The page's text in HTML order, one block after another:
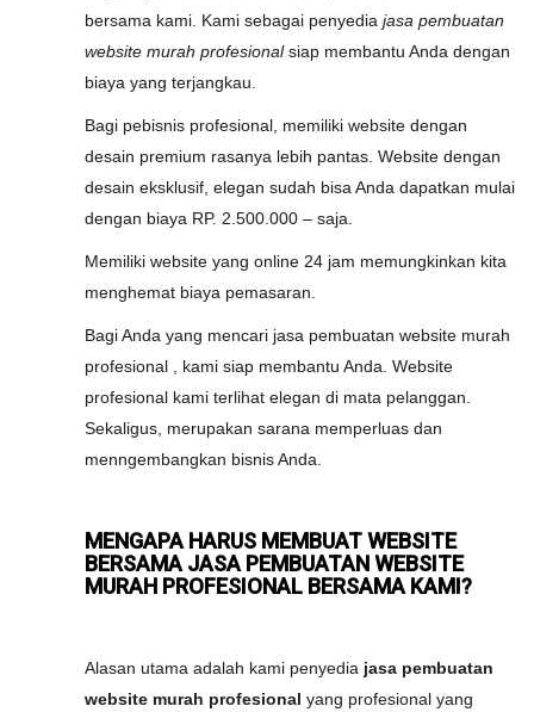
bersama kami. Kami sebagai penyedia jasa pembuatan
website murah profesionalsiap membantu Anda dengan
biaya yang terjangkau.
Bagi pebisnis profesional, memiliki website dengan
desain premium rasanya lebih pantas. Website dengan
desain eksklusif, elegan sudah bisa Anda dapatkan mulai
dengan biaya RP. 2.500.000 – saja.
Memiliki website yang online 24 jam memungkinkan kita
menghemat biaya pemasaran.
Bagi Anda yang mencari jasa pembuatan website murah
profesional , kami siap membantu Anda. Website
profesional kami terlihat elegan di mata pelanggan.
Sekaligus, merupakan sarana memperluas dan
menngembangkan bisnis Anda.
MENGAPA HARUS MEMBUAT WEBSITE
BERSAMA JASA PEMBUATAN WEBSITE
MURAH PROFESIONAL BERSAMA KAMI?
Alasan utama adalah kami penyedia jasa pembuatan
website murah profesional yang profesional yang